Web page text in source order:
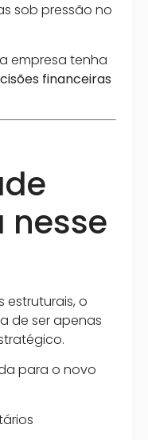
sob pressão no
empresa tenha
financeiras
estruturais, o
de ser apenas
para o novo